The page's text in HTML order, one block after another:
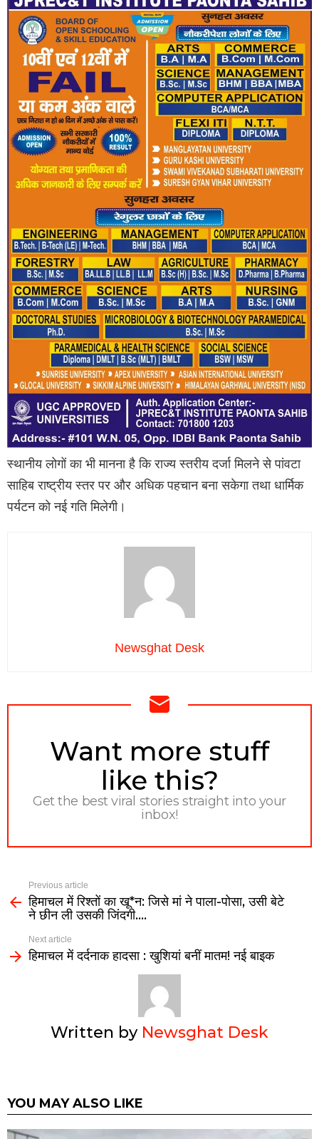
स्थानीय लोगों का भी मानना है कि राज्य स्तरीय दर्जा मिलने से पांवटा
साहिब राष्ट्रीय स्तर पर और अधिक पहचान बना सकेगा तथा धार्मिक
पर्यटन को नई गति मिलेगी।
Newsghat Desk
NEWSLETTER
Want more stuff
like this?
Get the best viral stories straight into your
inbox!
Previous article
हिमाचल में रिश्तों का खू*न: जिसे मां ने पाला-पोसा, उसी बेटे
ने छीन ली उसकी जिंदगी….
Next article
हिमाचल में दर्दनाक हादसा : खुशियां बनीं मातम! नई बाइक
Written by Newsghat Desk
YOU MAY ALSO LIKE